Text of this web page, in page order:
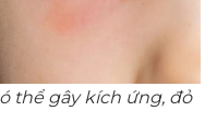
thể gây kích ứng, đỏ